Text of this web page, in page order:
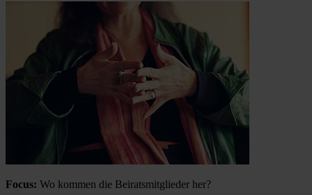
Focus: Wo kommen die Beiratsmitglieder her?